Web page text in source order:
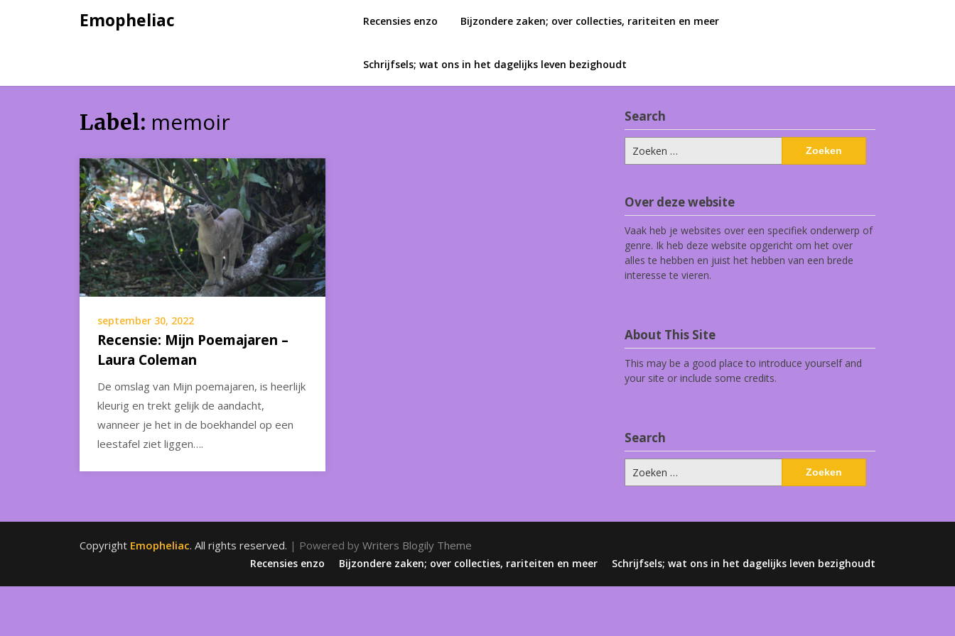
Emopheliac Recensies enzo Bijzondere zaken; over collecties, rariteiten en meer
Schrijfsels; wat ons in het dagelijks leven bezighoudt
Label: memoir
september 30, 2022
Recensie: Mijn Poemajaren –
Laura Coleman
De omslag van Mijn poemajaren, is heerlijk
kleurig en trekt gelijk de aandacht,
wanneer je het in de boekhandel op een
leestafel ziet liggen….
Search
naar:
Over deze website
Vaak heb je websites over een specifiek onderwerp of
genre. Ik heb deze website opgericht om het over
alles te hebben en juist het hebben van een brede
interesse te vieren.
About This Site
This may be a good place to introduce yourself and
your site or include some credits.
Search
naar:
Copyright Emopheliac. All rights reserved. | Powered by Writers Blogily Theme
Recensies enzo Bijzondere zaken; over collecties, rariteiten en meer Schrijfsels; wat ons in het dagelijks leven bezighoudt